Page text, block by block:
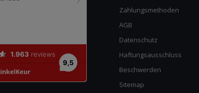
Zahlungsmethoden
AGB
Datenschutz
Haftungsausschluss
Beschwerden
Sitemap